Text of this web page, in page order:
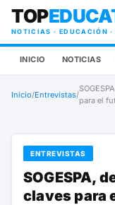
TOP
NOTICIAS · EDUCACIÓN
INICIO NOTICIAS
Inicio/Entrevistas/
para el
ENTREVISTAS
SOGESPA,
claves para